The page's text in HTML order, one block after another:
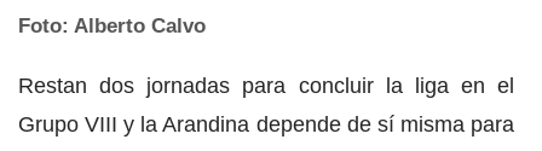
Foto: Alberto Calvo
Restan dos jornadas para concluir la liga en el
Grupo VIII y la Arandina depende de sí misma para